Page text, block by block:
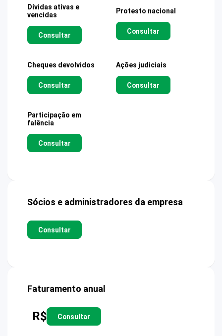
Dívidas ativas e
vencidas
Consultar
Protesto nacional
Consultar
Cheques devolvidos
Consultar
Ações judiciais
Consultar
Participação em
falência
Consultar
Sócios e administradores da empresa
Consultar
Faturamento anual
R$ Consultar